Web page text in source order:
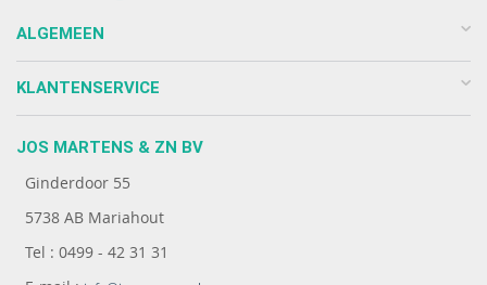
ALGEMEEN
KLANTENSERVICE
JOS MARTENS & ZN BV
Ginderdoor 55
5738 AB Mariahout
Tel : 0499 - 42 31 31